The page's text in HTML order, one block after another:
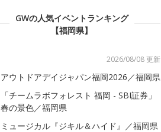
GWの人気イベントランキング
【福岡県】
2026/08/08 更新
アウトドアデイジャパン福岡2026／福岡県
「チームラボフォレスト 福岡 - SBI証券」
春の景色／福岡県
ミュージカル『ジキル＆ハイド』／福岡県